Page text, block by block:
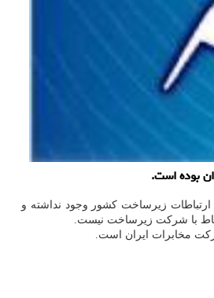
بوده است.
زیرساخت کشور وجود نداشته و
با شرکت زیرساخت نیست.
مخابرات ایران است.